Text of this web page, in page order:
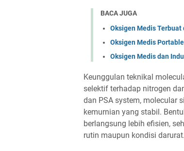
BACA JUGA
Oksigen Medis Terbuat
Oksigen Medis
Oksigen Medis dan
Keunggulan teknikal
selektif terhadap nitrogen
dan PSA system, molecular
kemurnian yang stabil.
berlangsung lebih efisien,
rutin maupun kondisi darurat.